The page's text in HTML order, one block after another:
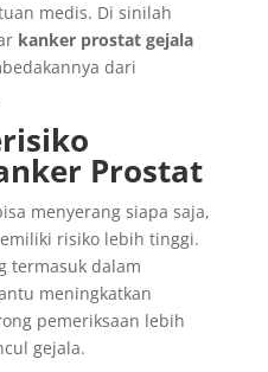
medis. Di sinilah
kanker prostat gejala
dari
Prostat
menyerang siapa saja,
risiko lebih tinggi.
termasuk dalam
meningkatkan
pemeriksaan lebih
gejala.